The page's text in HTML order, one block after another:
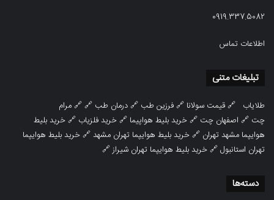
0919.337.5082
اطلاعات تماس
تبلیغات متنی
طلایاب 🔗قیمت سولانا 🔗فرزین طب 🔗درمان طب 🔗 🔗مرام
چت 🔗 اصفهان چت 🔗خرید بلیط هواپیما 🔗خرید فلزیاب 🔗خرید بلیط
هوایپما مشهد تهران 🔗خرید بلیط هوایپما تهران مشهد🔗خرید بلیط هوایپما
تهران استانبول🔗خرید بلیط هوایپما تهران شیراز🔗
دسته‌ها